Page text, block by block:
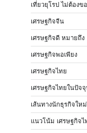
เที่ยวยุโรป ไม่ต้องข
เศรษฐกิจจีน
เศรษฐกิจดี หมายถึง
เศรษฐกิจพอเพียง
เศรษฐกิจไทย
เศรษฐกิจไทยในปัจ
เส้นทางนักธุรกิจใหม่
แนวโน้ม เศรษฐกิจไ